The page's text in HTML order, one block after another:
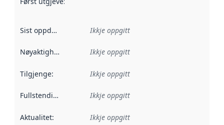
Sist oppdatert Ikkje oppgitt
Nøyaktigheit Ikkje oppgitt
Tilgjenge: Ikkje oppgitt
Fullstendigheit Ikkje oppgitt
Aktualitet: Ikkje oppgitt